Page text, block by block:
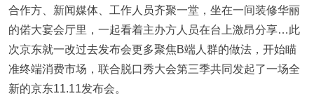
合作方、新闻媒体、工作人员齐聚一堂，坐在一间装修华丽
的偌大宴会厅里，一起看着主办方人员在台上激昂分享…此
次京东就一改过去发布会更多聚焦B端人群的做法，开始瞄
准终端消费市场，联合脱口秀大会第三季共同发起了一场全
新的京东11.11发布会。